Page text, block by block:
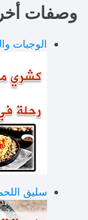
وصفات
الوجبات
سليق